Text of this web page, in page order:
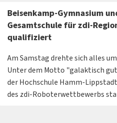
Beisenkamp-Gymnasium
Gesamtschule für zdi-
qualifiziert
Am Samstag drehte sich alles
Unter dem Motto "galaktisch
der Hochschule Hamm-
des zdi-Roboterwettbewerbs